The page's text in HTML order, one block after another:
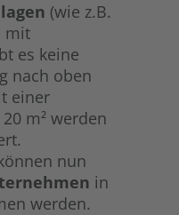
(wie z.B.
mit
es keine
nach oben
einer
m² werden
nun
in
werden.